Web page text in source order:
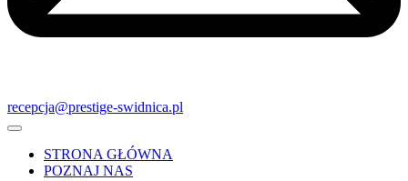
recepcja@prestige-swidnica.pl
STRONA GŁÓWNA
POZNAJ NAS